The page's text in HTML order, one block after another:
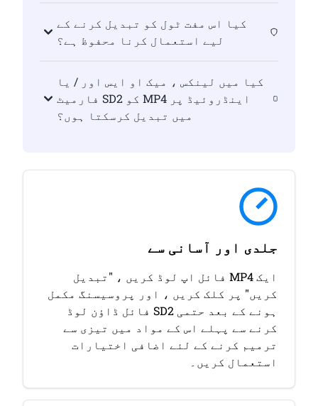
کیا اس مفت ٹول کو تبدیل کرنے کے
لیے استعمال کرنا محفوظ ہے؟
کیا میں لینکس ، میک او ایس اور / یا
اینڈروئیڈ پر MP4 کو SD2 فارمیٹ
میں تبدیل کرسکتا ہوں؟
جلدی اور آسانی سے
ایک MP4 فائل اپ لوڈ کریں ، "تبدیل
کریں" پر کلک کریں ، اور پروسیسنگ مکمل
ہونے کے بعد حتمی SD2 فائل ڈاؤن لوڈ
کرنے سے پہلے اس کے مواد میں تیزی سے
ترمیم کرنے کے لئے اضافی اختیارات
استعمال کریں۔